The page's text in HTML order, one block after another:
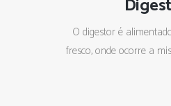
O digestor é
fresco, onde ocorre a